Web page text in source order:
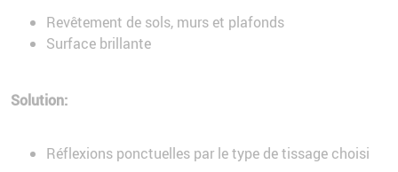
Revêtement de sols, murs et plafonds
Surface brillante
Solution:
Réflexions ponctuelles par le type de tissage choisi